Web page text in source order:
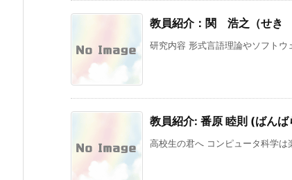
教員紹介：関 浩之（せき
研究内容 形式言語理論やソフト
教員紹介: 番原 睦則 (ばんば
高校生の君へ コンピュータ科学